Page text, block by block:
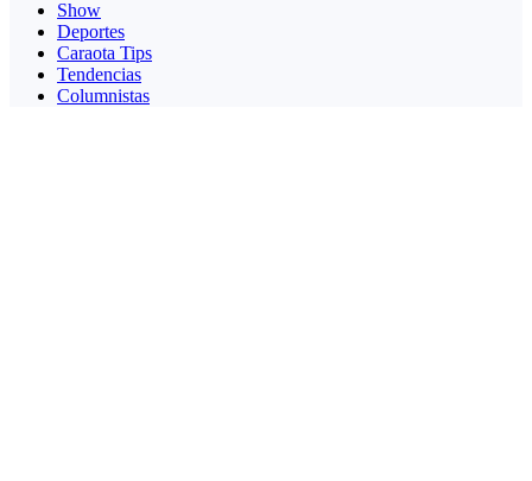
Show
Deportes
Caraota Tips
Tendencias
Columnistas